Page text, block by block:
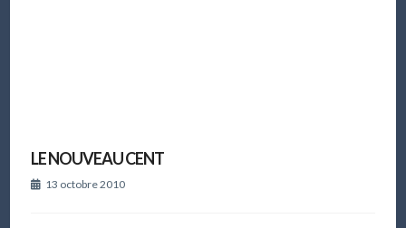
LE NOUVEAU CENT
13 octobre 2010